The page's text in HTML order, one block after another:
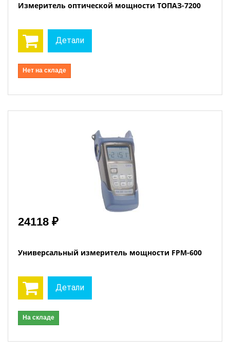
Измеритель оптической мощности ТОПАЗ-7200
Детали
Нет на складе
24118 ₽
Универсальный измеритель мощности FPM-600
Детали
На складе